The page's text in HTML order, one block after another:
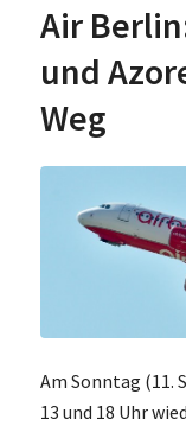
Air
und
Weg
Am Sonntag (11.
13 und 18 Uhr